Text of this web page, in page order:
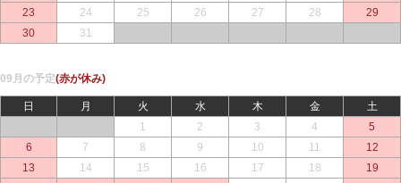
23
24 25 26 27 28
29
30
31
09月の予定(赤が休み)
日 月 火 水 木 金
土
1 2 3 4
5
6
7 8 9 10 11
12
13
14 15 16 17 18
19